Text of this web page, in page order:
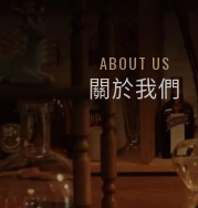
ABOUT US
關於我們